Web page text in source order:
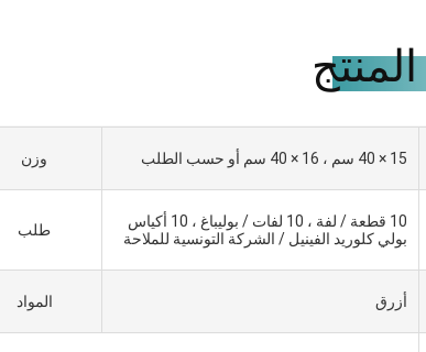
15 × 40 سم ، 16 × 40 سم أو حسب الطلب وزن
10 قطعة / لفة ، 10 لفات / بوليباغ ، 10 أكياس
بولي كلوريد الفينيل / الشركة التونسية للملاحة
طلب
أزرق المواد